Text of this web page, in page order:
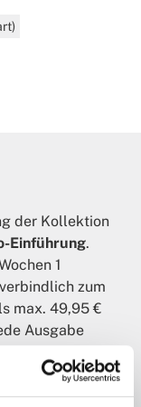
der Kollektion
Einführung.
1
zum
max. 49,95 €
Ausgabe
Zeit
können Ihre